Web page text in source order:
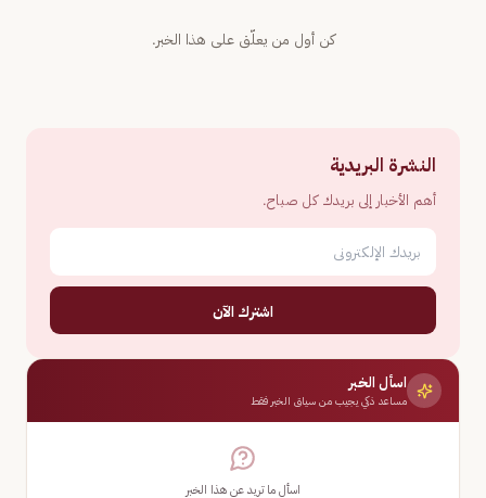
كن أول من يعلّق على هذا الخبر.
النشرة البريدية
أهم الأخبار إلى بريدك كل صباح.
اشترك الآن
اسأل الخبر
مساعد ذكي يجيب من سياق الخبر فقط
اسأل ما تريد عن هذا الخبر